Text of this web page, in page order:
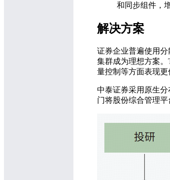
和同步组件，
解决方案
证券企业普遍使用
集群成为理想方案
量控制等方面表现更
中泰证券采用原生
门将股份综合管理